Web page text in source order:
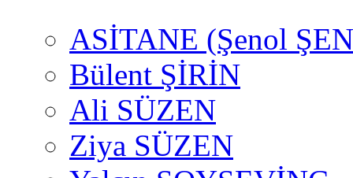
ASİTANE (Şenol
Bülent ŞİRİN
Ali SÜZEN
Ziya SÜZEN